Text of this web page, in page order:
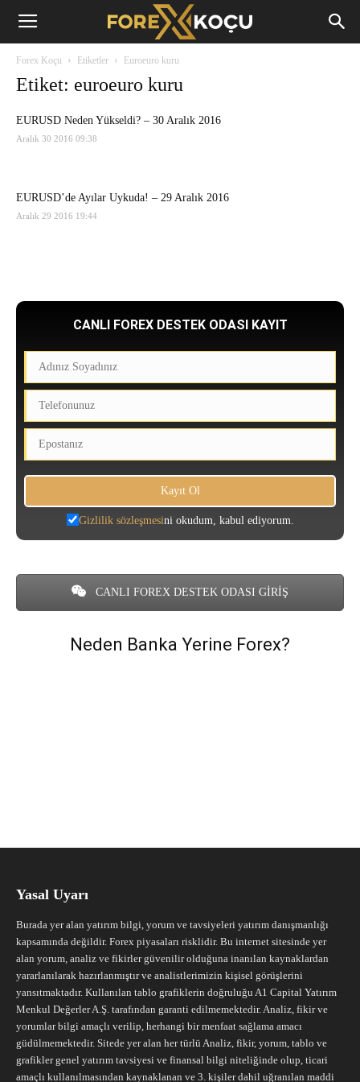
Forex
Forex Koçu Etiketler Euroeuro kuru
Etiket: euroeuro kuru
EURUSD Neden Yükseldi? – 30 Aralık 2016
Aralık 30 2016 09:38
EURUSD’de Ayılar Uykuda! – 29 Aralık 2016
Aralık 29 2016 19:44
CANLI FOREX DESTEK ODASI KAYIT
Gizlilik sözleşmesini okudum, kabul ediyorum.
CANLI FOREX DESTEK ODASI GİRİŞ
Neden Banka Yerine Forex?
Yasal Uyarı
Burada yer alan yatırım bilgi, yorum ve tavsiyeleri yatırım danışmanlığı
kapsamında değildir. Forex piyasaları risklidir. Bu internet sitesinde yer
alan yorum, analiz ve fikirler güvenilir olduğuna inanılan kaynaklardan
yararlanılarak hazırlanmıştır ve analistlerimizin kişisel görüşlerini
yansıtmaktadır. Kullanılan tablo grafiklerin doğruluğu A1 Capital Yatırım
Menkul Değerler A.Ş. tarafından garanti edilmemektedir. Analiz, fikir ve
yorumlar bilgi amaçlı verilip, herhangi bir menfaat sağlama amacı
güdülmemektedir. Sitede yer alan her türlü Analiz, fikir, yorum, tablo ve
grafikler genel yatırım tavsiyesi ve finansal bilgi niteliğinde olup, ticari
amaçlı kullanılmasından kaynaklanan ve 3. kişiler dahil uğranılan maddi